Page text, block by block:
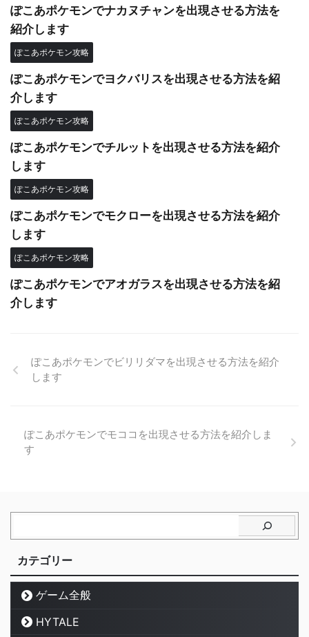
ぽこあポケモンでナカヌチャンを出現させる方法を
紹介します
ぽこあポケモン攻略
ぽこあポケモンでヨクバリスを出現させる方法を紹
介します
ぽこあポケモン攻略
ぽこあポケモンでチルットを出現させる方法を紹介
します
ぽこあポケモン攻略
ぽこあポケモンでモクローを出現させる方法を紹介
します
ぽこあポケモン攻略
ぽこあポケモンでアオガラスを出現させる方法を紹
介します
ぽこあポケモンでビリリダマを出現させる方法を紹介
します
ぽこあポケモンでモココを出現させる方法を紹介しま
す
カテゴリー
ゲーム全般
HYTALE